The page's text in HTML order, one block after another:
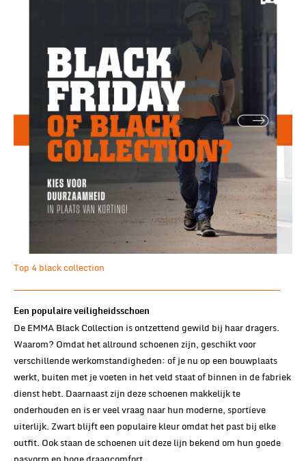
Top 4 black collection
Een populaire veiligheidsschoen
De EMMA Black Collection is ontzettend gewild bij haar dragers.
Waarom? Omdat het allround schoenen zijn, geschikt voor
verschillende werkomstandigheden: of je nu op een bouwplaats
werkt, buiten met je voeten in het veld staat of binnen in de fabriek
dienst hebt. Daarnaast zijn deze schoenen makkelijk te
onderhouden en is er veel vraag naar hun moderne, sportieve
uiterlijk. Zwart blijft een populaire kleur omdat het past bij elke
outfit. Ook staan de schoenen uit deze lijn bekend om hun goede